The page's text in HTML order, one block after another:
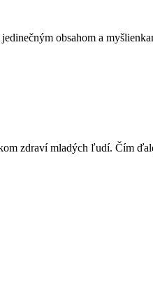
obsahom a
zdraví mladých ľudí. Čím